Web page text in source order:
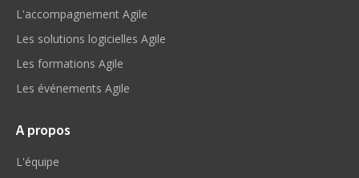
L'accompagnement Agile
Les solutions logicielles Agile
Les formations Agile
Les événements Agile
A propos
L'équipe